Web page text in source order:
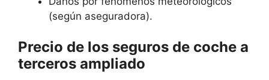
(según aseguradora).
Precio de los seguros de coche a
terceros ampliado